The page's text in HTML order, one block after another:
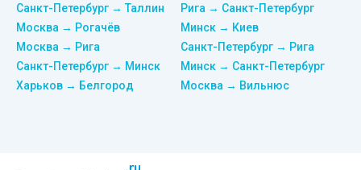
Санкт-Петербург → Таллин
Москва → Рогачёв
Москва → Рига
Санкт-Петербург → Минск
Харьков → Белгород
Рига → Санкт-Петербург
Минск → Киев
Санкт-Петербург → Рига
Минск → Санкт-Петербург
Москва → Вильнюс